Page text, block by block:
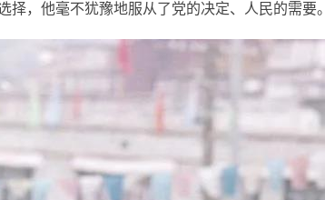
，他毫不犹豫地服从了党的决定、人民的需要。